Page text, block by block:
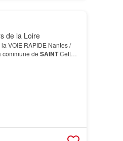
de la Loire
VOIE RAPIDE Nantes /
commune de SAINTCette
et…